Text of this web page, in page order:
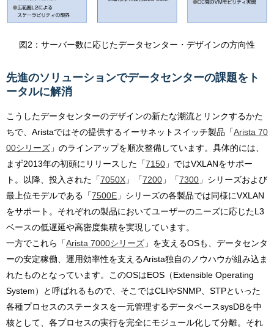
図2：サーバー数に応じたデータセンター・デザインの方向性
先進のソリューションでデータセンターの課題をト
ータルに解消
こうしたデータセンターのデザインの新たな潮流とリンクするかた
ちで、Aristaではその提供するイーサネットスイッチ製品「Arista 70
00シリーズ 」のラインアップを順次整備しています。具体的には、
まず2013年の初頭にリリースした「7150 」ではVXLANをサポー
ト。以降、投入された「7050X 」「7200 」「7300 」シリーズおよび
最上位モデルである「7500E 」シリーズの各製品では同様にVXLAN
をサポート。それぞれの製品においてユーザーのニーズに応じたL3
ベースの低遅延や高密度集積を実現しています。
一方でこれら「Arista 7000シリーズ 」を支えるOSも、データセンタ
ーの安定稼働、運用効率性を支えるArista独自のノウハウが組み込ま
れたものとなっています。このOSはEOS（Extensible Operating
System）と呼ばれるもので、そこではCLIやSNMP、STPといった
各種プロセスのステータスを一元管理するデータベースsysDBを中
核として、各プロセスの実行を完全にモジュール化して分離。それ